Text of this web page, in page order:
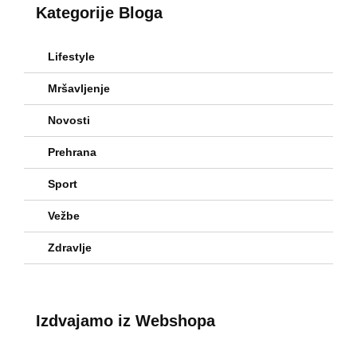
Kategorije Bloga
Lifestyle
Mršavljenje
Novosti
Prehrana
Sport
Vežbe
Zdravlje
Izdvajamo iz Webshopa